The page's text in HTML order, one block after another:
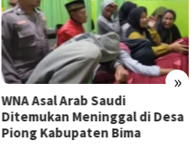
»
Sejumlah Pekerja Dapur MBG
di Kabupaten Bima Dilaporkan
Positif Hepatitis, Puskesmas